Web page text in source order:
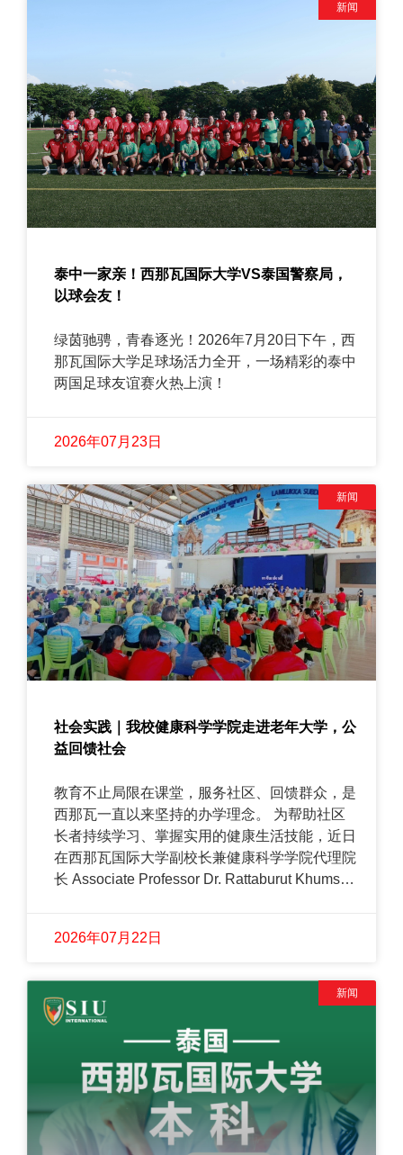
新闻
泰中一家亲！西那瓦国际大学VS泰国警察局，
以球会友！
绿茵驰骋，青春逐光！2026年7月20日下午，西
那瓦国际大学足球场活力全开，一场精彩的泰中
两国足球友谊赛火热上演！
2026年07月23日
新闻
社会实践｜我校健康科学学院走进老年大学，公
益回馈社会
教育不止局限在课堂，服务社区、回馈群众，是
西那瓦一直以来坚持的办学理念。 为帮助社区
长者持续学习、掌握实用的健康生活技能，近日
在西那瓦国际大学副校长兼健康科学学院代理院
长 Associate Professor Dr. Rattaburut Khumsap
年大学，开展清凉香体粉制作公益活动。本次共
2026年07月22日
新闻